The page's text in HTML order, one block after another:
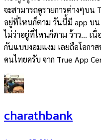
จะสามารถดูรายการต่างๆบน
อยู่ที่ไหนก็ตาม วันนี้มี app บน
ไม่ว่าอยู่ที่ไหนก็ตาม ว้าว… เนื่
กันแบบงอมแงม เลยถือโอกา
คนไทยครับ จาก True App
charathbank